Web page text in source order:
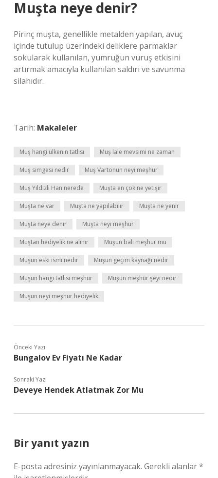
Muşta neye denir?
Pirinç muşta, genellikle metalden yapılan, avuç
içinde tutulup üzerindeki deliklere parmaklar
sokularak kullanılan, yumruğun vuruş etkisini
artırmak amacıyla kullanılan saldırı ve savunma
silahıdır.
Tarih: Makaleler
Muş hangi ülkenin tatlısı Muş lale mevsimi ne zaman
Muş simgesi nedir Muş Vartonun neyi meşhur
Muş Yıldızlı Han nerede Muşta en çok ne yetişir
Muşta ne var Muşta ne yapılabilir Muşta ne yenir
Muşta neye denir Muşta neyi meşhur
Muştan hediyelik ne alınır Muşun balı meşhur mu
Muşun eski ismi nedir Muşun geçim kaynağı nedir
Muşun hangi tatlısı meşhur Muşun meşhur şeyi nedir
Muşun neyi meşhur hediyelik
Önceki Yazı
Bungalov Ev Fiyatı Ne Kadar
Sonraki Yazı
Deveye Hendek Atlatmak Zor Mu
Bir yanıt yazın
E-posta adresiniz yayınlanmayacak. Gerekli alanlar*